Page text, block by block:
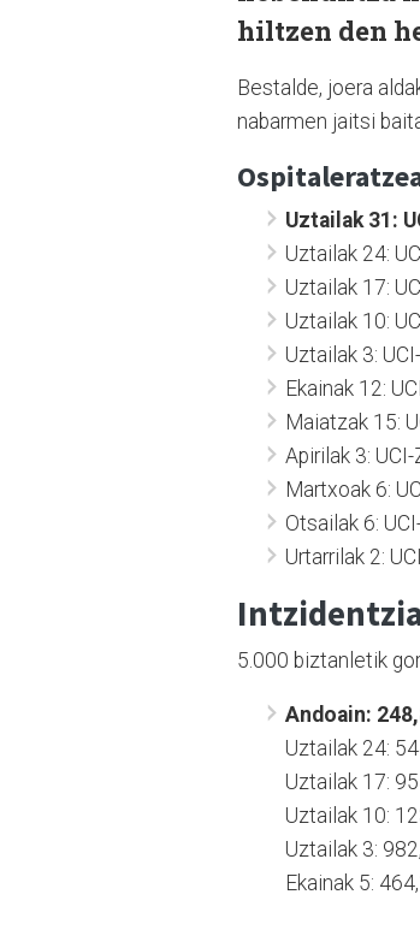
hiltzen den
Bestalde, joera
nabarmen jaitsi
Uztailak 31:
Uztailak 24:
Uztailak 17:
Uztailak 10:
Uztailak 3:
Ekainak 12:
Maiatzak 15:
Apirilak 3:
Martxoak 6:
Otsailak 6:
Urtarrilak 2:
5.000 biztanletik
Andoain:
Uztailak 24:
Uztailak 17:
Uztailak 10:
Uztailak 3:
Ekainak 5: